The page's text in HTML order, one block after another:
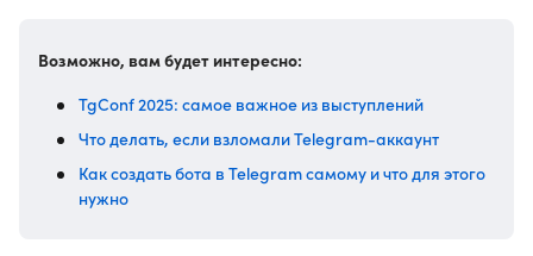
Возможно, вам будет интересно:
TgConf 2025: самое важное из выступлений
Что делать, если взломали Telegram-аккаунт
Как создать бота в Telegram самому и что для этого
нужно